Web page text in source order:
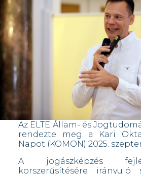
Az ELTE Állam- és
rendezte meg a Kari
Napot (KOMON) 2025.
A jogászképzés
korszerűsítésére irányuló